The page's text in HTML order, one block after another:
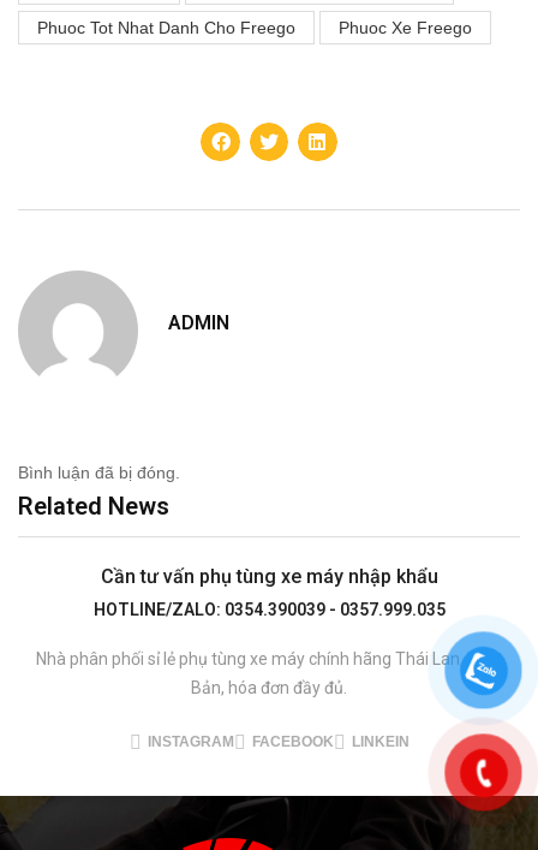
Phuoc Tot Nhat Danh Cho Freego Phuoc Xe Freego
ADMIN
Bình luận đã bị đóng.
Related News
Cần tư vấn phụ tùng xe máy nhập khẩu
HOTLINE/ZALO: 0354.390039 - 0357.999.035
Nhà phân phối sỉ lẻ phụ tùng xe máy chính hãng Thái Lan, Nhật
Bản, hóa đơn đầy đủ.
INSTAGRAM FACEBOOK LINKEIN